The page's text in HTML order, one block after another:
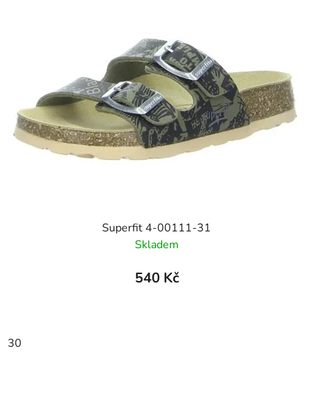
Superfit 4-00111-31
Skladem
540 Kč
30